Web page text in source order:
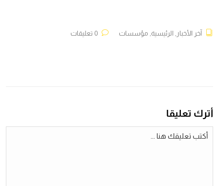
آخر الأخبار الرئيسية مؤسسات
أترك تعليقا